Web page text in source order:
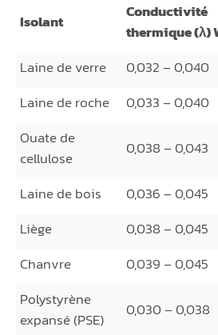
Isolant
Conductivité
thermique (λ)
Laine de verre
0,032 – 0,040
Laine de roche
0,033 – 0,040
Ouate de
cellulose
0,038 – 0,043
Laine de bois 0,036 – 0,045
Liège
0,038 – 0,045
Chanvre
0,039 – 0,045
Polystyrène
expansé (PSE)
0,030 – 0,038